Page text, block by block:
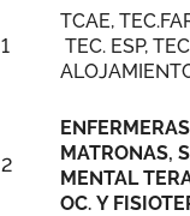
1
TCAE,
TEC. ESP,
2
MATRONAS,
MENTAL
OC. Y